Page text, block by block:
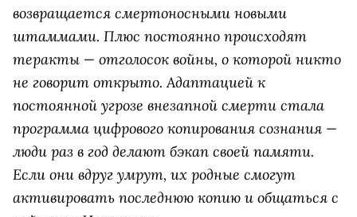
возвращается смертоносными новыми
штаммами. Плюс постоянно происходят
теракты — отголосок войны, о которой никто
не говорит открыто. Адаптацией к
постоянной угрозе внезапной смерти стала
программа цифрового копирования сознания —
люди раз в год делают бэкап своей памяти.
Если они вдруг умрут, их родные смогут
активировать последнюю копию и общаться с